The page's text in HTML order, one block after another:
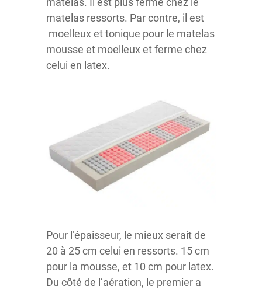
matelas ressorts. Par contre, il est
moelleux et tonique pour le matelas
mousse et moelleux et ferme chez
celui en latex.
Pour l’épaisseur, le mieux serait de
20 à 25 cm celui en ressorts. 15 cm
pour la mousse, et 10 cm pour latex.
Du côté de l’aération, le premier a